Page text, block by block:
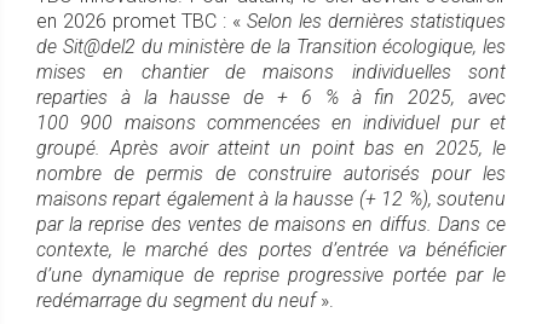
en 2026 promet TBC : « Selon les dernières statistiques
de Sit@del2 du ministère de la Transition écologique, les
mises en chantier de maisons individuelles sont
reparties à la hausse de + 6 % à fin 2025, avec
100 900 maisons commencées en individuel pur et
groupé. Après avoir atteint un point bas en 2025, le
nombre de permis de construire autorisés pour les
maisons repart également à la hausse (+ 12 %), soutenu
par la reprise des ventes de maisons en diffus. Dans ce
contexte, le marché des portes d’entrée va bénéficier
d’une dynamique de reprise progressive portée par le
redémarrage du segment du neuf ».